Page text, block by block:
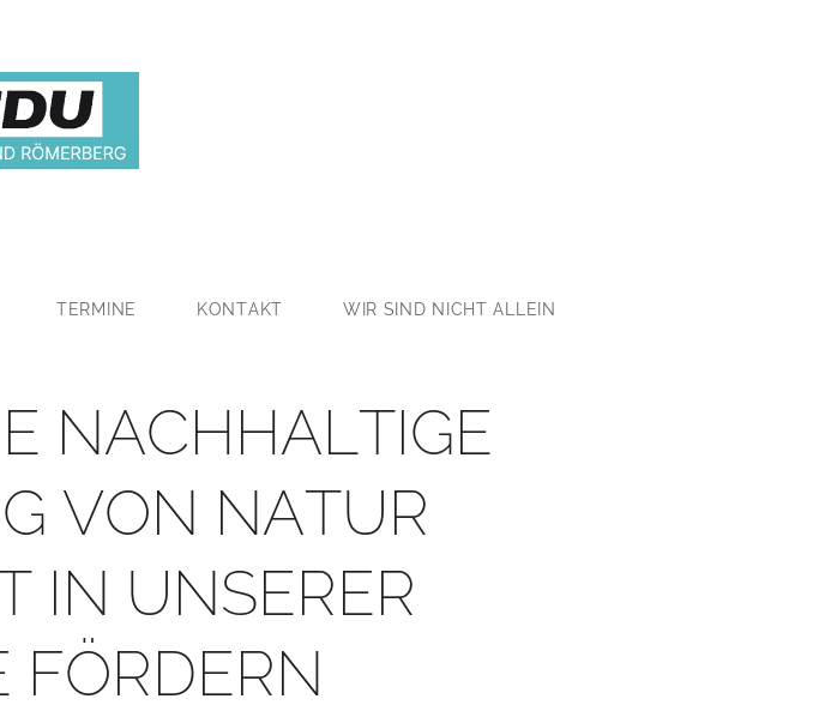
TERMINE KONTAKT WIR SIND NICHT ALLEIN
NACHHALTIGE
VON NATUR
IN UNSERER
FÖRDERN